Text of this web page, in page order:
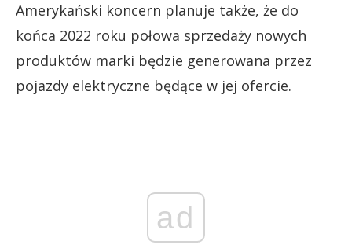
Amerykański koncern planuje także, że do
końca 2022 roku połowa sprzedaży nowych
produktów marki będzie generowana przez
pojazdy elektryczne będące w jej ofercie.
ad